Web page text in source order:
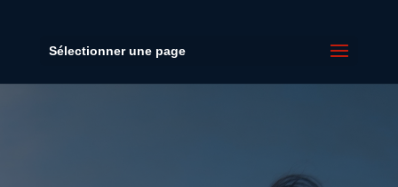
Sélectionner une page